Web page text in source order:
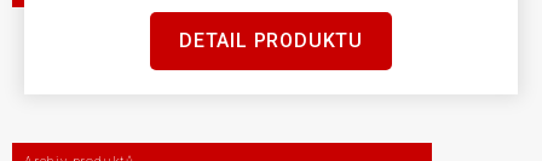
DETAIL PRODUKTU